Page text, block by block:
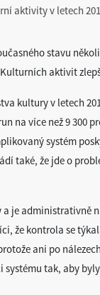
aktivity v letech
stavu
aktivit
kultury v letech
na více než 9 300
systém
také, že jde o
je administrativně
že kontrola se
ani po
tak, aby